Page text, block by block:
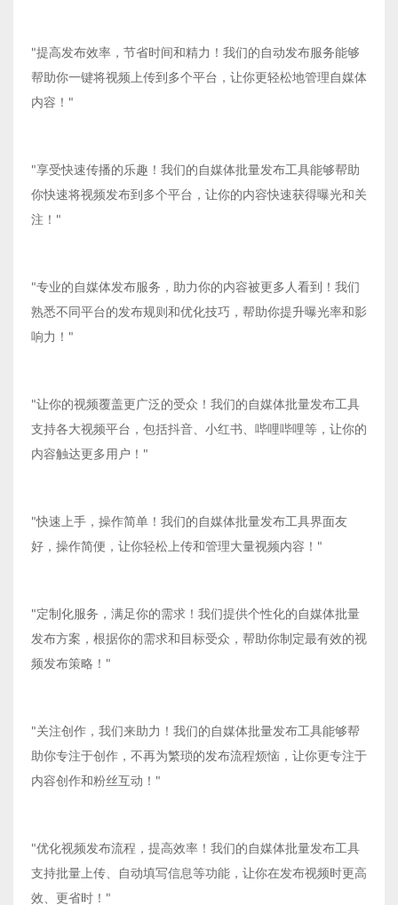
"提高发布效率，节省时间和精力！我们的自动发布服务能够
帮助你一键将视频上传到多个平台，让你更轻松地管理自媒体
内容！"
"享受快速传播的乐趣！我们的自媒体批量发布工具能够帮助
你快速将视频发布到多个平台，让你的内容快速获得曝光和关
注！"
"专业的自媒体发布服务，助力你的内容被更多人看到！我们
熟悉不同平台的发布规则和优化技巧，帮助你提升曝光率和影
响力！"
"让你的视频覆盖更广泛的受众！我们的自媒体批量发布工具
支持各大视频平台，包括抖音、小红书、哔哩哔哩等，让你的
内容触达更多用户！"
"快速上手，操作简单！我们的自媒体批量发布工具界面友
好，操作简便，让你轻松上传和管理大量视频内容！"
"定制化服务，满足你的需求！我们提供个性化的自媒体批量
发布方案，根据你的需求和目标受众，帮助你制定最有效的视
频发布策略！"
"关注创作，我们来助力！我们的自媒体批量发布工具能够帮
助你专注于创作，不再为繁琐的发布流程烦恼，让你更专注于
内容创作和粉丝互动！"
"优化视频发布流程，提高效率！我们的自媒体批量发布工具
支持批量上传、自动填写信息等功能，让你在发布视频时更高
效、更省时！"